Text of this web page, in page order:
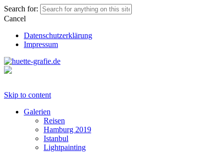
Search for:
Cancel
Datenschutzerklärung
Impressum
Skip to content
Galerien
Reisen
Hamburg 2019
Istanbul
Lightpainting